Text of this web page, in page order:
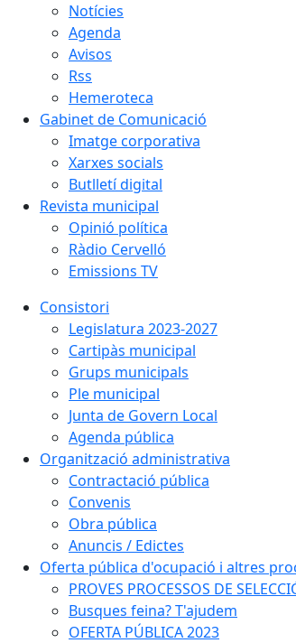
Notícies
Agenda
Avisos
Rss
Hemeroteca
Gabinet de Comunicació
Imatge corporativa
Xarxes socials
Butlletí digital
Revista municipal
Opinió política
Ràdio Cervelló
Emissions TV
Consistori
Legislatura 2023-2027
Cartipàs municipal
Grups municipals
Ple municipal
Junta de Govern Local
Agenda pública
Organització administrativa
Contractació pública
Convenis
Obra pública
Anuncis / Edictes
Oferta pública d'ocupació i altres
PROVES PROCESSOS DE
Busques feina? T'ajudem
OFERTA PÚBLICA 2023